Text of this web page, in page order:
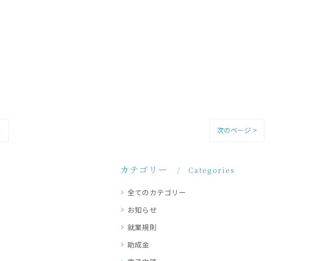
次のページ >
カテゴリー Categories
全てのカテゴリー
お知らせ
就業規則
助成金